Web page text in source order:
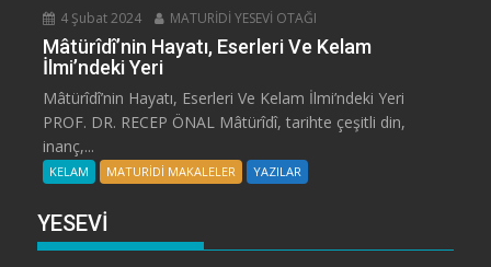
4 Şubat 2024 MATURİDİ YESEVİ OTAĞI
Mâtürîdî’nin Hayatı, Eserleri Ve Kelam
İlmi’ndeki Yeri
Mâtürîdî’nin Hayatı, Eserleri Ve Kelam İlmi’ndeki Yeri
PROF. DR. RECEP ÖNAL Mâtürîdî, tarihte çeşitli din,
inanç,...
KELAM MATURİDİ MAKALELER YAZILAR
YESEVİ